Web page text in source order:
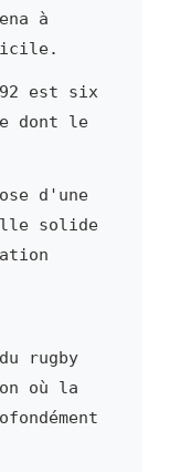
à
92 est six
dont le
d'une
solide
rugby
où la